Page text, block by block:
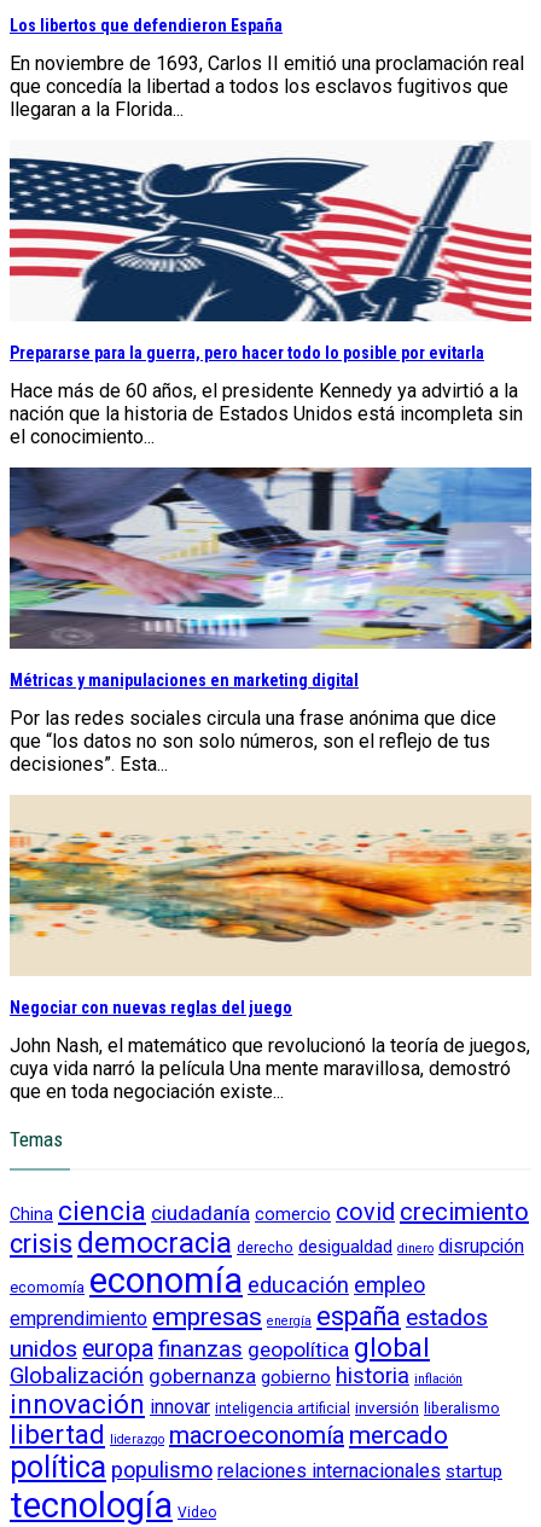
Los libertos que defendieron España
En noviembre de 1693, Carlos II emitió una proclamación real
que concedía la libertad a todos los esclavos fugitivos que
llegaran a la Florida...
Prepararse para la guerra, pero hacer todo lo posible por evitarla
Hace más de 60 años, el presidente Kennedy ya advirtió a la
nación que la historia de Estados Unidos está incompleta sin
el conocimiento...
Métricas y manipulaciones en marketing digital
Por las redes sociales circula una frase anónima que dice
que “los datos no son solo números, son el reflejo de tus
decisiones”. Esta...
Negociar con nuevas reglas del juego
John Nash, el matemático que revolucionó la teoría de juegos,
cuya vida narró la película Una mente maravillosa, demostró
que en toda negociación existe...
Temas
China ciencia ciudadanía comercio covid crecimiento
crisis democracia derecho desigualdad dinero disrupción
ecomomía economía educación empleo
emprendimiento empresas energía españa estados
unidos europa finanzas geopolítica global
Globalización gobernanza gobierno historia inflación
innovación innovar inteligencia artificial inversión liberalismo
libertad liderazgo macroeconomía mercado
política populismo relaciones internacionales startup
tecnología Video